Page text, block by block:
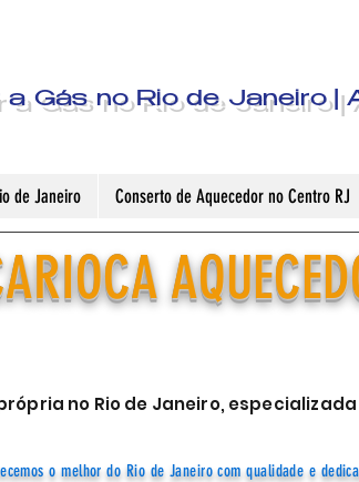
Gás no Rio de Janeiro |
de Janeiro Conserto de Aquecedor no Centro RJ
no Rio de Janeiro,
o melhor do Rio de Janeiro com qualidade e